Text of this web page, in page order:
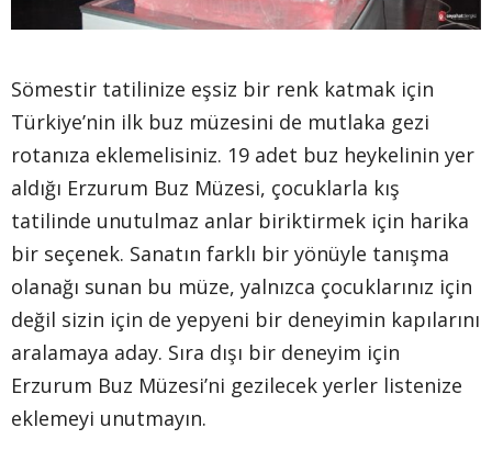
Sömestir tatilinize eşsiz bir renk katmak için
Türkiye’nin ilk buz müzesini de mutlaka gezi
rotanıza eklemelisiniz. 19 adet buz heykelinin yer
aldığı Erzurum Buz Müzesi, çocuklarla kış
tatilinde unutulmaz anlar biriktirmek için harika
bir seçenek. Sanatın farklı bir yönüyle tanışma
olanağı sunan bu müze, yalnızca çocuklarınız için
değil sizin için de yepyeni bir deneyimin kapılarını
aralamaya aday. Sıra dışı bir deneyim için
Erzurum Buz Müzesi’ni gezilecek yerler listenize
eklemeyi unutmayın.